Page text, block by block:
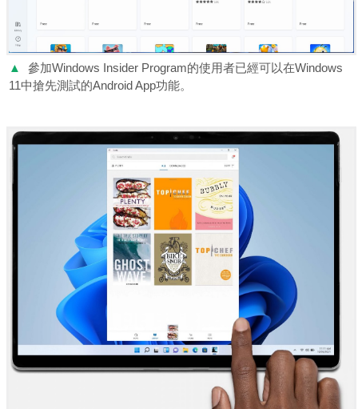
▲
參加Windows Insider Program的使用者已經可以在Windows
11中搶先測試的Android App功能。